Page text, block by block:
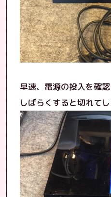
早速、電源の投入を確
しばらくすると切れてし